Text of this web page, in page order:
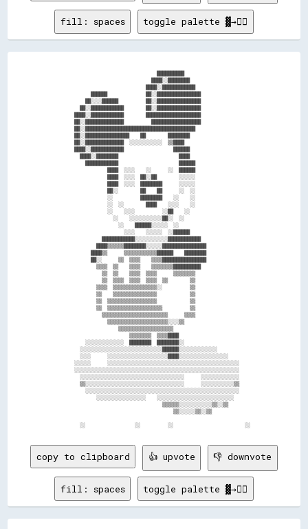
fill: spaces toggle palette ▓→✊🏽
                                    ██████████
                                  ████░░████████
                                ████░░████████████
            ██████              ██░░████████████████
          ██░░░░██████          ██░░████████████████
        ██░░████████████        ██░░████████████████
      ████░░████████████        ████████████████████
      ██░░██████████████          ██████████████████
      ██░░████████████████████████████████████████
      ██░░████████████████    ██        ████████
      ██░░██████████████  ░░░░░░░░░░░░  ▒▒████
      ████░░████████████                  ██████
        ████░░████████                      ████
          ████████████                      ██████
                  ████  ░░░░    ░░      ░░  ██████
                  ████  ░░░░  ██░░██        ░░░░░░
                  ████  ░░░░  ████████      ░░░░░░
                  ██░░        ██    ██      ░░  ░░
                  ░░          ████████    ░░    ░░
                  ░░  ░░        ████    ░░░░    ░░
                  ░░    ░░░░          ░░██    ░░
                    ░░    ░░░░░░░░░░░░██░░  ░░
                      ░░    ██████░░░░░░  ░░
                        ░░░░    ░░░░░░  ░░██████
                ████████████░░░░░░░░░░░░████████████
              ████▒▒▒▒▒▒████████░░░░░░████████████████
            ████▒▒      ▒▒▒▒▒▒▒▒▒▒▒▒██████    ████████
            ██░░      ▒▒  ▒▒▒▒    ▒▒▒▒████████████████
              ▒▒▒▒  ▒▒    ▒▒▒▒    ▒▒▒▒▒▒▒▒██████████
                ▒▒  ▒▒    ▒▒▒▒  ▒▒▒▒      ▒▒▒▒▒▒▒▒
                ▒▒  ▒▒▒▒  ▒▒▒▒  ▒▒▒▒  ▒▒        ▒▒
              ▒▒▒▒  ▒▒▒▒▒▒▒▒▒▒▒▒▒▒▒▒░░          ▒▒
              ▒▒    ▒▒▒▒▒▒▒▒▒▒▒▒▒▒▒▒            ▒▒
              ▒▒  ▒▒▒▒▒▒▒▒▒▒▒▒▒▒▒▒▒▒            ▒▒
              ▒▒  ▒▒▒▒▒▒▒▒▒▒▒▒▒▒▒▒▒▒▒▒          ▒▒
                ▒▒▒▒▒▒▒▒▒▒▒▒▒▒▒▒▒▒▒▒▒▒▒▒      ▒▒▒▒
                  ▒▒▒▒▒▒▒▒▒▒▒▒▒▒▒▒▒▒▒▒▒▒░░░░▒▒
                      ▒▒▒▒▒▒▒▒▒▒▒▒▒▒▒▒▒▒▒▒
                          ▒▒▒▒▒▒▒▒  ▒▒▒▒████
          ░░░░░░░░░░░░░░  ████████  ████████░░
        ░░░░░░░░░░░░░░░░░░░░░░░░░░░░░░██████░░░░░░░░░░░░░░
        ░░░░      ░░░░░░░░░░░░░░░░░░░░░░████░░░░░░░░░░░░░░░░░░
      ░░░░░░      ░░░░░░░░░░░░░░░░░░░░░░░░░░░░░░░░░░░░░░░░░░░░░░░░
      ░░░░░░░░░░░░░░░░░░░░░░░░░░░░░░░░░░░░░░░░░░░░░░░░░░░░░░░░░░░░
        ░░░░░░░░░░░░░░░░░░░░░░░░░░░░░░░░░░░░░░      ░░░░░░░░░░░░░░
        ▒▒░░░░░░░░░░░░░░░░░░░░░░░░░░░░░░░░░░░░      ░░░░░░░░░░░░▒▒
          ░░░░░░░░░░░░░░░░░░░░░░░░░░░░░░░░░░░░░░░░░░░░░░░░░░░░░░░░
              ░░░░░░░░░░░░░░░░░░    ░░░░░░░░░░░░░░░░░░░░░░░░░░░░
                                      ▒▒▒▒▒▒░░░░░░░░░░░░▒▒░░▒▒
                                          ▒▒░░░░░░▒▒░░▒▒
copy to clipboard 👍 upvote 👎 downvote
fill: spaces toggle palette ▓→✊🏽